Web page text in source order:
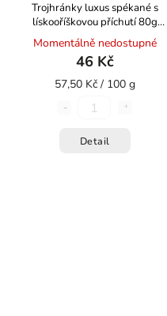
Trojhránky luxus spékané s
lískooříškovou příchutí 80g
HOŘICKÉ TRUBIČKY
Momentálně nedostupné
46 Kč
57,50 Kč / 100 g
Detail